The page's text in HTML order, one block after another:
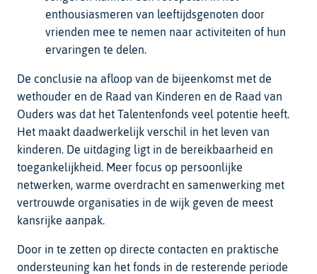
enthousiasmeren van leeftijdsgenoten door
vrienden mee te nemen naar activiteiten of hun
ervaringen te delen.
De conclusie na afloop van de bijeenkomst met de
wethouder en de Raad van Kinderen en de Raad van
Ouders was dat het Talentenfonds veel potentie heeft.
Het maakt daadwerkelijk verschil in het leven van
kinderen. De uitdaging ligt in de bereikbaarheid en
toegankelijkheid. Meer focus op persoonlijke
netwerken, warme overdracht en samenwerking met
vertrouwde organisaties in de wijk geven de meest
kansrijke aanpak.
Door in te zetten op directe contacten en praktische
ondersteuning kan het fonds in de resterende periode